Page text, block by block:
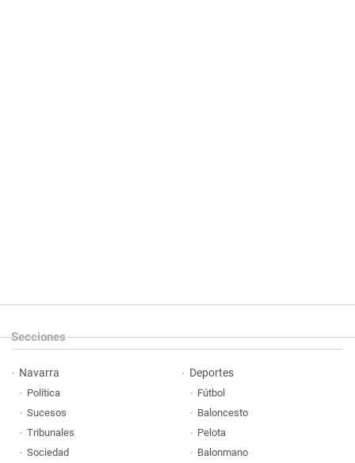
Secciones
Navarra
Política
Sucesos
Tribunales
Sociedad
Deportes
Fútbol
Baloncesto
Pelota
Balonmano